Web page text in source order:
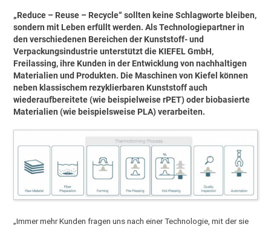
„Reduce – Reuse – Recycle“ sollten keine Schlagworte bleiben,
sondern mit Leben erfüllt werden. Als Technologiepartner in
den verschiedenen Bereichen der Kunststoff- und
Verpackungsindustrie unterstützt die KIEFEL GmbH,
Freilassing, ihre Kunden in der Entwicklung von nachhaltigen
Materialien und Produkten. Die Maschinen von Kiefel können
neben klassischem rezyklierbaren Kunststoff auch
wiederaufbereitete (wie beispielweise rPET) oder biobasierte
Materialien (wie beispielsweise PLA) verarbeiten.
„Immer mehr Kunden fragen uns nach einer Technologie, mit der sie